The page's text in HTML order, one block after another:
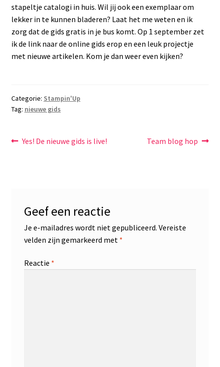
stapeltje catalogi in huis. Wil jij ook een exemplaar om
lekker in te kunnen bladeren? Laat het me weten en ik
zorg dat de gids gratis in je bus komt. Op 1 september zet
ik de link naar de online gids erop en een leuk projectje
met nieuwe artikelen. Kom je dan weer even kijken?
Categorie: Stampin'Up
Tag: nieuwe gids
Bericht
Vorig
Yes! De nieuwe gids is live!
Volgend
Team blog hop
Geef een reactie
Je e-mailadres wordt niet gepubliceerd. Vereiste
velden zijn gemarkeerd met *
Reactie *